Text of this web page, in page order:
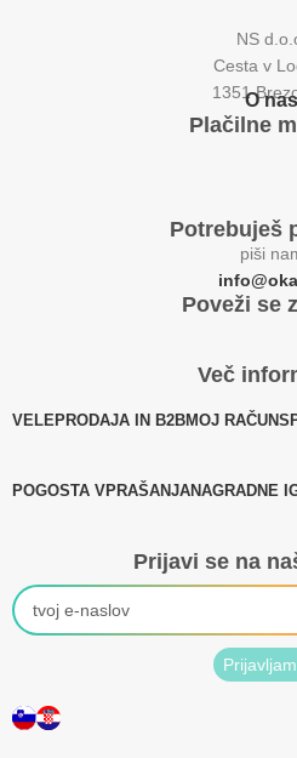
NS
Cesta v
1351O nas
Plačilne
Potrebuješ
piši
Poveži se
Več
VELEPRODAJA IN B2BMOJ RAČUN
POGOSTA VPRAŠANJANAGRADNE
Prijavi se na